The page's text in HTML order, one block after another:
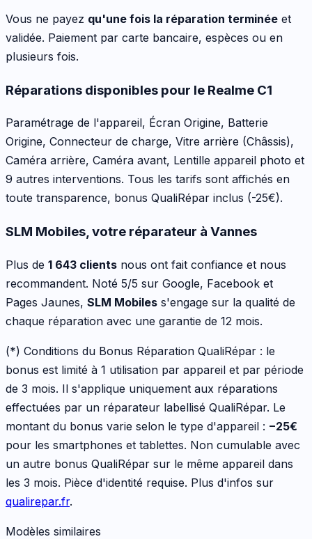
Vous ne payez qu'une fois la réparation terminée et
validée. Paiement par carte bancaire, espèces ou en
plusieurs fois.
Réparations disponibles pour le Realme C1
Paramétrage de l'appareil, Écran Origine, Batterie
Origine, Connecteur de charge, Vitre arrière (Châssis),
Caméra arrière, Caméra avant, Lentille appareil photo et
9 autres interventions. Tous les tarifs sont affichés en
toute transparence, bonus QualiRépar inclus (-25€).
SLM Mobiles, votre réparateur à Vannes
Plus de 1 643 clients nous ont fait confiance et nous
recommandent. Noté 5/5 sur Google, Facebook et
Pages Jaunes, SLM Mobiles s'engage sur la qualité de
chaque réparation avec une garantie de 12 mois.
(*) Conditions du Bonus Réparation QualiRépar : le
bonus est limité à 1 utilisation par appareil et par période
de 3 mois. Il s'applique uniquement aux réparations
effectuées par un réparateur labellisé QualiRépar. Le
montant du bonus varie selon le type d'appareil : −25€
pour les smartphones et tablettes. Non cumulable avec
un autre bonus QualiRépar sur le même appareil dans
les 3 mois. Pièce d'identité requise. Plus d'infos sur
qualirepar.fr.
Modèles similaires